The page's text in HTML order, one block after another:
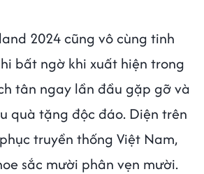
2024 cũng vô cùng tinh
bất ngờ khi xuất hiện trong
tân ngay lần đầu gặp gỡ và
quà tặng độc đáo. Diện trên
truyền thống Việt Nam,
sắc mười phân vẹn mười.